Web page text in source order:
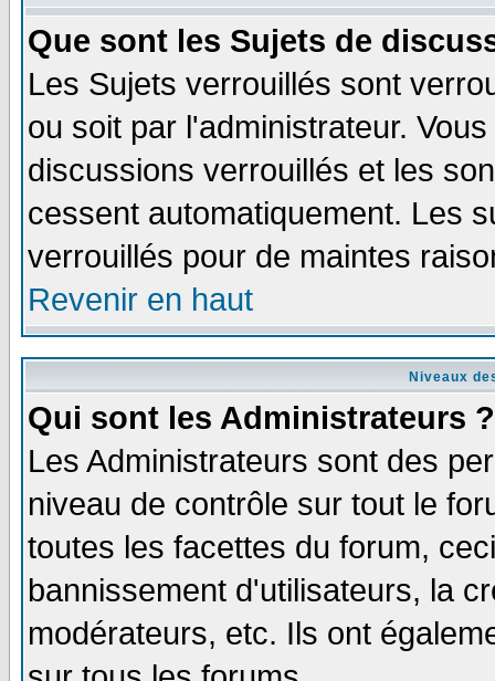
Que sont les Sujets de
Les Sujets verrouillés sont
ou soit par l'administrateur.
discussions verrouillés et les
cessent automatiquement. Les
verrouillés pour de maintes
Revenir en haut
Niveaux
Qui sont les Administrateurs ?
Les Administrateurs sont des
niveau de contrôle sur tout le
toutes les facettes du forum,
bannissement d'utilisateurs, la
modérateurs, etc. Ils ont